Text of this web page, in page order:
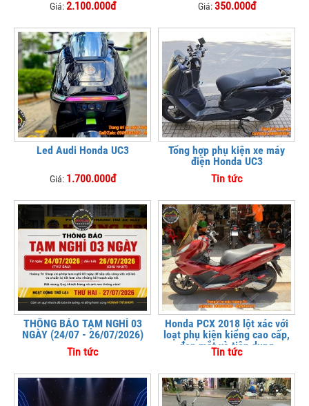
Giá:2.100.000đ Giá:350.000đ
Led Audi Honda UC3
Giá: 1.700.000đ
Tổng hợp phụ kiện xe máy
điện Honda UC3
Tin tức
THÔNG BÁO TẠM NGHỈ 03
NGÀY (24/07 - 26/07/2026)
Tin tức
Honda PCX 2018 lột xác với
loạt phụ kiện kiểng cao cấp,
đẹp mắt và tiện dụng
Tin tức